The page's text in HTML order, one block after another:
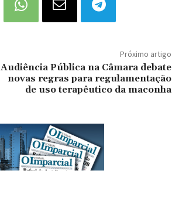
Próximo artigo
Audiência Pública na Câmara debate
novas regras para regulamentação
de uso terapêutico da maconha